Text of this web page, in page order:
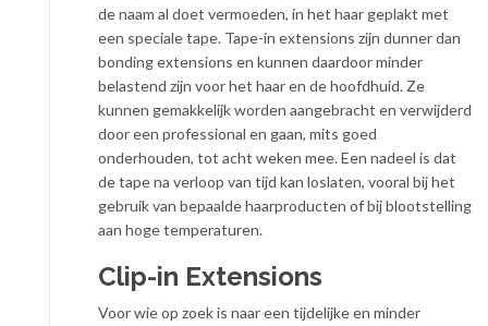
de naam al doet vermoeden, in het haar geplakt met
een speciale tape. Tape-in extensions zijn dunner dan
bonding extensions en kunnen daardoor minder
belastend zijn voor het haar en de hoofdhuid. Ze
kunnen gemakkelijk worden aangebracht en verwijderd
door een professional en gaan, mits goed
onderhouden, tot acht weken mee. Een nadeel is dat
de tape na verloop van tijd kan loslaten, vooral bij het
gebruik van bepaalde haarproducten of bij blootstelling
aan hoge temperaturen.
Clip-in Extensions
Voor wie op zoek is naar een tijdelijke en minder